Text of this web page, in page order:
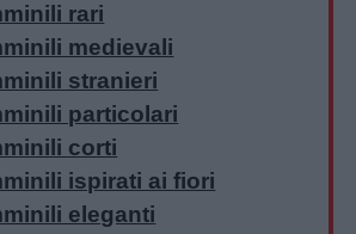
rari
medievali
stranieri
particolari
corti
ispirati ai fiori
eleganti